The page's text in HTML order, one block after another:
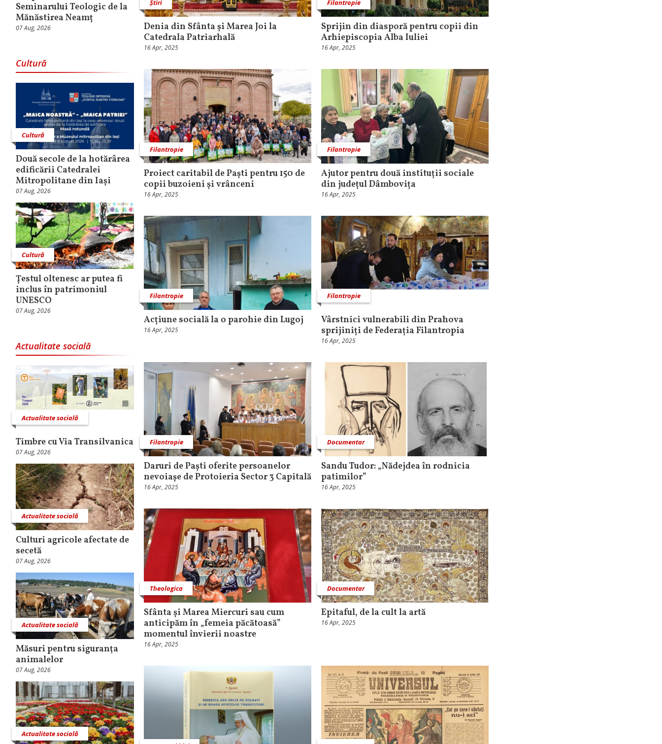
Seminarului Teologic de la
Mănăstirea Neamț
07 Aug, 2026
Cultură
Cultură
Două secole de la hotărârea
edificării Catedralei
Mitropolitane din Iași
07 Aug, 2026
Cultură
Țestul oltenesc ar putea fi
inclus în patrimoniul
UNESCO
07 Aug, 2026
Actualitate socială
Actualitate socială
Timbre cu Via Transilvanica
07 Aug, 2026
Actualitate socială
Culturi agricole afectate de
secetă
07 Aug, 2026
Actualitate socială
Măsuri pentru siguranţa
animalelor
07 Aug, 2026
Actualitate socială
Știri
Denia din Sfânta și Marea Joi la
Catedrala Patriarhală
16 Apr, 2025
Filantropie
Sprijin din diasporă pentru copii din
Arhiepiscopia Alba Iuliei
16 Apr, 2025
Filantropie
Proiect caritabil de Paști pentru 150 de
copii buzoieni și vrânceni
16 Apr, 2025
Filantropie
Ajutor pentru două instituții sociale
din județul Dâmbovița
16 Apr, 2025
Filantropie
Acțiune socială la o parohie din Lugoj
16 Apr, 2025
Filantropie
Vârstnici vulnerabili din Prahova
sprijiniți de Federația Filantropia
16 Apr, 2025
Filantropie
Daruri de Paști oferite persoanelor
nevoiașe de Protoieria Sector 3 Capitală
16 Apr, 2025
Documentar
Sandu Tudor: „Nădejdea în rodnicia
patimilor”
16 Apr, 2025
Theologica
Sfânta și Marea Miercuri sau cum
anticipăm în „femeia păcătoasă”
momentul învierii noastre
16 Apr, 2025
Documentar
Epitaful, de la cult la artă
16 Apr, 2025